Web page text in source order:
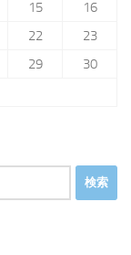
15
16
22
23
29
30